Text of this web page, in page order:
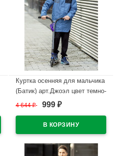
Куртка осенняя для мальчика
(Батик) арт.Джоэл цвет темно-
4 644₽ 999 ₽